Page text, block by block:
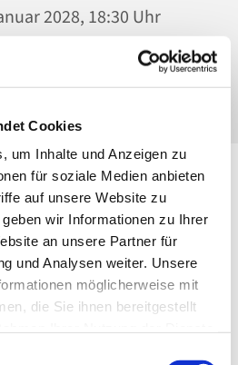
Cookies
um Inhalte und Anzeigen zu
für soziale Medien anbieten
auf unsere Website zu
wir Informationen zu Ihrer
an unsere Partner für
und Analysen weiter. Unsere
möglicherweise mit
die Sie ihnen bereitgestellt
2028, 18:30 Uhr
Malchower Weg 22-24,